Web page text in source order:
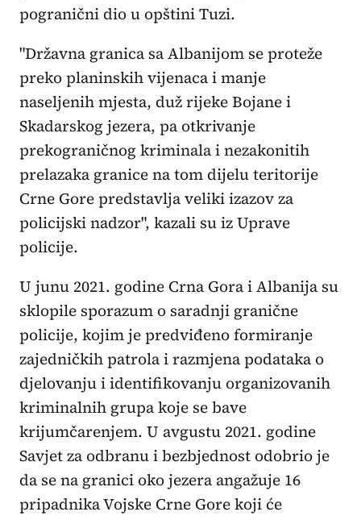
pogranični dio u opštini Tuzi.
"Državna granica sa Albanijom se proteže
preko planinskih vijenaca i manje
naseljenih mjesta, duž rijeke Bojane i
Skadarskog jezera, pa otkrivanje
prekograničnog kriminala i nezakonitih
prelazaka granice na tom dijelu teritorije
Crne Gore predstavlja veliki izazov za
policijski nadzor", kazali su iz Uprave
policije.
U junu 2021. godine Crna Gora i Albanija su
sklopile sporazum o saradnji granične
policije, kojim je predviđeno formiranje
zajedničkih patrola i razmjena podataka o
djelovanju i identifikovanju organizovanih
kriminalnih grupa koje se bave
krijumčarenjem. U avgustu 2021. godine
Savjet za odbranu i bezbjednost odobrio je
da se na granici oko jezera angažuje 16
pripadnika Vojske Crne Gore koji će